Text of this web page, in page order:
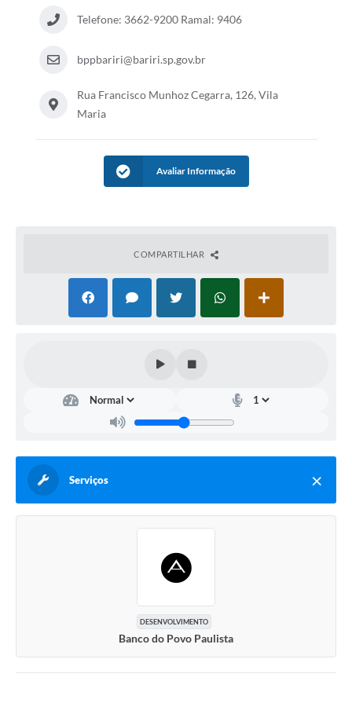
Telefone: 3662-9200 Ramal: 9406
bppbariri@bariri.sp.gov.br
Rua Francisco Munhoz Cegarra, 126, Vila
Maria
Avaliar Informação
COMPARTILHAR
Serviços
DESENVOLVIMENTO
Banco do Povo Paulista